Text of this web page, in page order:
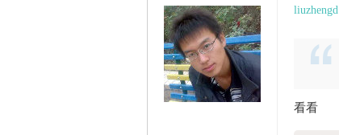
liuzhengd
看看